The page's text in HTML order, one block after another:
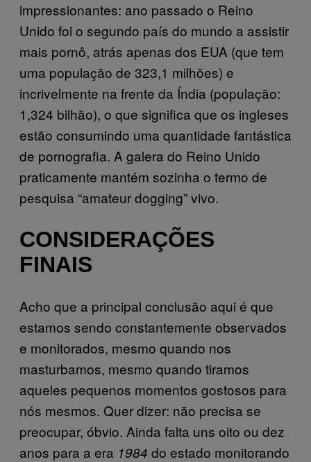
impressionantes: ano passado o Reino
Unido foi o segundo país do mundo a assistir
mais pornô, atrás apenas dos EUA (que tem
uma população de 323,1 milhões) e
incrivelmente na frente da Índia (população:
1,324 bilhão), o que significa que os ingleses
estão consumindo uma quantidade fantástica
de pornografia. A galera do Reino Unido
praticamente mantém sozinha o termo de
pesquisa “amateur dogging” vivo.
CONSIDERAÇÕES
FINAIS
Acho que a principal conclusão aqui é que
estamos sendo constantemente observados
e monitorados, mesmo quando nos
masturbamos, mesmo quando tiramos
aqueles pequenos momentos gostosos para
nós mesmos. Quer dizer: não precisa se
preocupar, óbvio. Ainda falta uns oito ou dez
anos para a era 1984 do estado monitorando